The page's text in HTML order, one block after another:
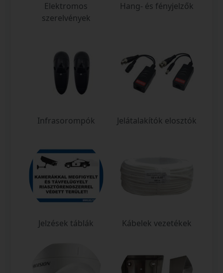
Elektromos
szerelvények
Hang- és fényjelzők
Infrasorompók Jelátalakítók elosztók
Jelzések táblák Kábelek vezetékek